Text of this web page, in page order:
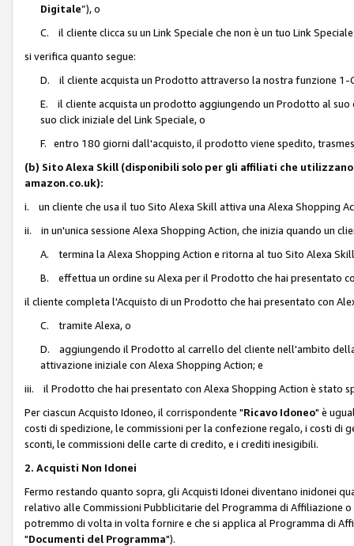
Digitale”), o
C. il cliente clicca su un Link Speciale che non è un tuo Link
si verifica quanto segue:
D. il cliente acquista un Prodotto attraverso la nostra funzione 1-
E. il cliente acquista un prodotto aggiungendo un Prodotto al
suo click iniziale del Link Speciale, o
F. entro 180 giorni dall'acquisto, il prodotto viene spedito,
(b) Sito Alexa Skill (disponibili solo per gli affiliati che
amazon.co.uk):
i. un cliente che usa il tuo Sito Alexa Skill attiva una Alexa Shopping
ii. in un'unica sessione Alexa Shopping Action, che inizia quando un
A. termina la Alexa Shopping Action e ritorna al tuo Sito Alexa
B. effettua un ordine su Alexa per il Prodotto che hai presentato
il cliente completa l'Acquisto di un Prodotto che hai presentato con
C. tramite Alexa, o
D. aggiungendo il Prodotto al carrello del cliente nell'ambito
attivazione iniziale con Alexa Shopping Action; e
iii. il Prodotto che hai presentato con Alexa Shopping Action è stato
Per ciascun Acquisto Idoneo, il corrispondente "Ricavo Idoneo" è
costi di spedizione, le commissioni per la confezione regalo, i costi di
sconti, le commissioni delle carte di credito, e i crediti inesigibili.
2. Acquisti Non Idonei
Fermo restando quanto sopra, gli Acquisti Idonei diventano inidonei
relativo alle Commissioni Pubblicitarie del Programma di Affiliazione
potremmo di volta in volta fornire e che si applica al Programma di
"Documenti del Programma").